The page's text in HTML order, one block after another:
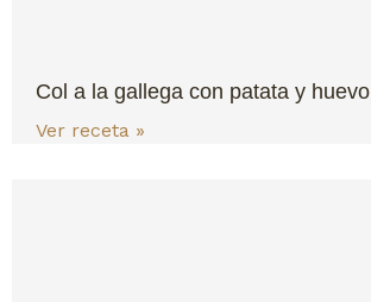
Col a la gallega con patata y huevo
Ver receta »